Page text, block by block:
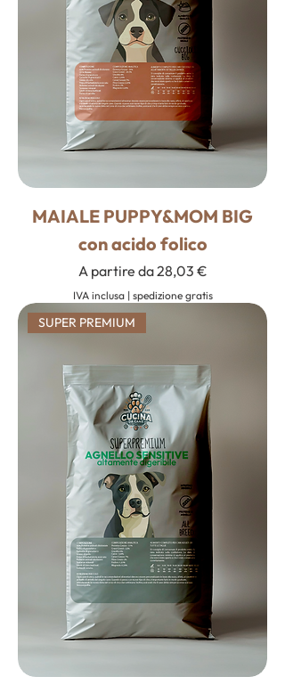
MAIALE PUPPY&MOM BIG
con acido folico
A partire da28,03 €
Prezzo scontato
IVA inclusa| spedizione gratis
SUPER PREMIUM